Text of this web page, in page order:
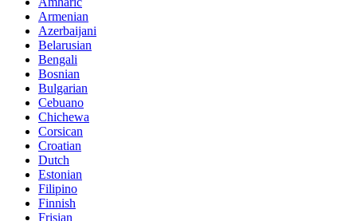
Armenian
Azerbaijani
Belarusian
Bengali
Bosnian
Bulgarian
Cebuano
Chichewa
Corsican
Croatian
Dutch
Estonian
Filipino
Finnish
Frisian